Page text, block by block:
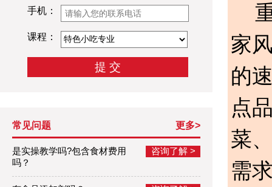
手机：
课程：
常见问题 更多>
是实操教学吗?包含食材费用
吗？
咨询了解 >
家
的
点
菜
需